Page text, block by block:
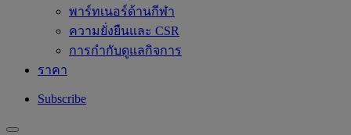
พาร์ทเนอร์ด้านกีฬา
ความยั่งยืนและ CSR
การกำกับดูแลกิจการ
ราคา
Subscribe